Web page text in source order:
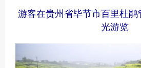
游客在贵州省毕节市百里杜
光游览